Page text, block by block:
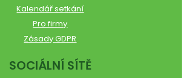
Kalendář setkání
Pro firmy
Zásady GDPR
SOCIÁLNÍ SÍTĚ